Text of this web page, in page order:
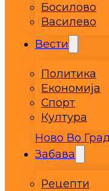
Босилово
Василево
Вести
Политика
Економија
Спорт
Култура
Ново Во
Забава
Рецепти